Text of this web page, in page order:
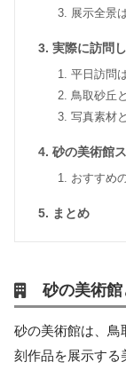
展示全景
実際に訪問
平日訪問
鳥取砂丘
写真素材
砂の美術館
おすすめ
まとめ
砂の美術館
砂の美術館は、鳥
刻作品を展示する